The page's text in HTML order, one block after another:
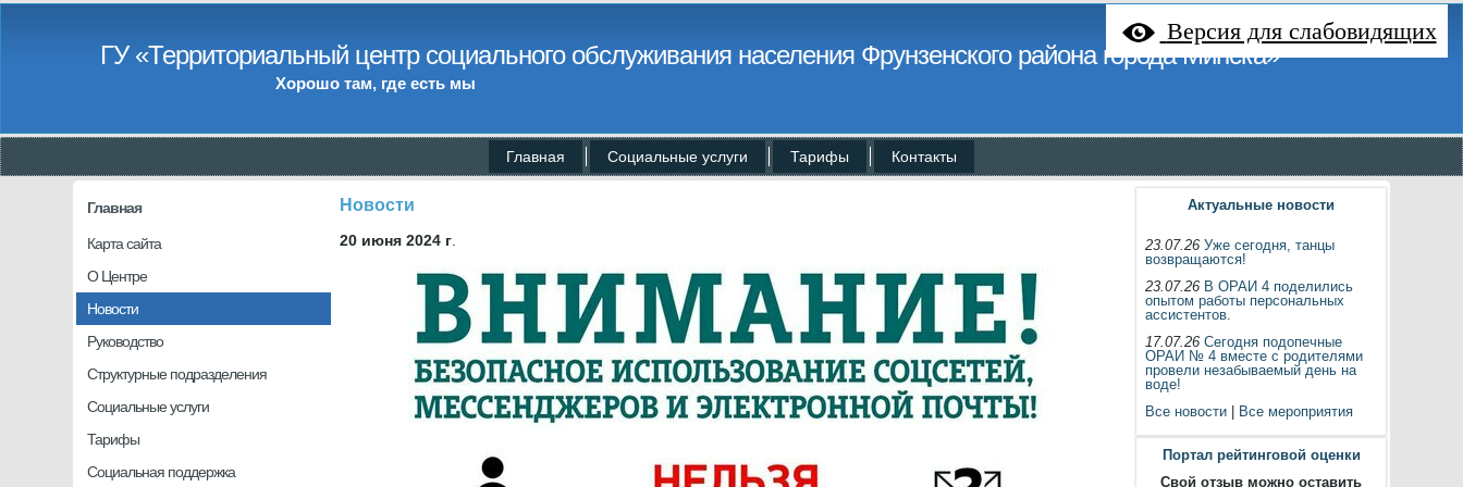
Версия для слабовидящих
ГУ «Территориальный центр социального обслуживания населения Фрунзенского района города Минска»
Хорошо там, где есть мы
Главная Социальные услуги Тарифы Контакты
Главная
Карта сайта
О Центре
Новости
Руководство
Структурные подразделения
Социальные услуги
Тарифы
Социальная поддержка
Новости
20 июня 2024 г
Актуальные новости
23.07.26Уже сегодня, танцы
возвращаются!
23.07.26 В ОРАИ 4 поделились
опытом работы персональных
ассистентов.
17.07.26Сегодня подопечные
ОРАИ № 4 вместе с родителями
провели незабываемый день на
воде!
Все новости
Все мероприятия
Портал рейтинговой оценки
Свой отзыв можно оставить